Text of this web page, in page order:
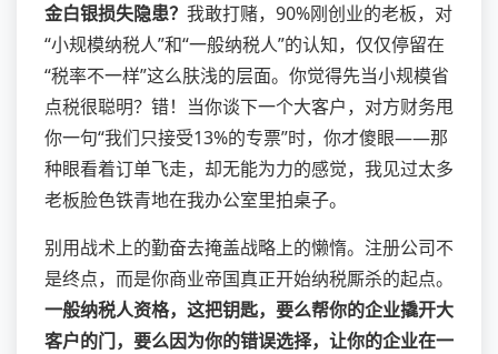
金白银损失隐患？ 我敢打赌，90%刚创业的老板，对
“小规模纳税人”和“一般纳税人”的认知，仅仅停留在
“税率不一样”这么肤浅的层面。你觉得先当小规模省
点税很聪明？错！当你谈下一个大客户，对方财务甩
你一句“我们只接受13%的专票”时，你才傻眼——那
种眼看着订单飞走，却无能为力的感觉，我见过太多
老板脸色铁青地在我办公室里拍桌子。
别用战术上的勤奋去掩盖战略上的懒惰。注册公司不
是终点，而是你商业帝国真正开始纳税厮杀的起点。
一般纳税人资格，这把钥匙，要么帮你的企业撬开大
客户的门，要么因为你的错误选择，让你的企业在一